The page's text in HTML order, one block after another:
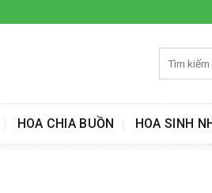
kiếm:
HOA CHIA BUỒN HOA SINH